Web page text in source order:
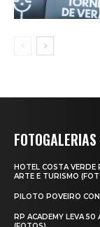
FOTOGALERIAS
HOTEL COSTA VERDE
ARTE E TURISMO
PILOTO POVEIRO
RP ACADEMY LEVA 50